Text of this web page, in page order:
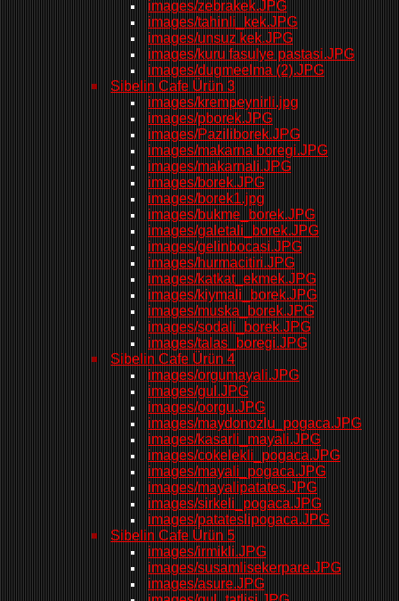
images/zebrakek.JPG
images/tahinli_kek.JPG
images/unsuz kek.JPG
images/kuru fasulye pastasi.JPG
images/dugmeelma (2).JPG
Sibelin Cafe Ürün 3
images/krempeynirli.jpg
images/pborek.JPG
images/Paziliborek.JPG
images/makarna boregi.JPG
images/makarnali.JPG
images/borek.JPG
images/borek1.jpg
images/bukme_borek.JPG
images/galetali_borek.JPG
images/gelinbocasi.JPG
images/hurmacitiri.JPG
images/katkat_ekmek.JPG
images/kiymali_borek.JPG
images/muska_borek.JPG
images/sodali_borek.JPG
images/talas_boregi.JPG
Sibelin Cafe Ürün 4
images/orgumayali.JPG
images/gul.JPG
images/oorgu.JPG
images/maydonozlu_pogaca.JPG
images/kasarli_mayali.JPG
images/cokelekli_pogaca.JPG
images/mayali_pogaca.JPG
images/mayalipatates.JPG
images/sirkeli_pogaca.JPG
images/patateslipogaca.JPG
Sibelin Cafe Ürün 5
images/irmikli.JPG
images/susamlisekerpare.JPG
images/asure.JPG